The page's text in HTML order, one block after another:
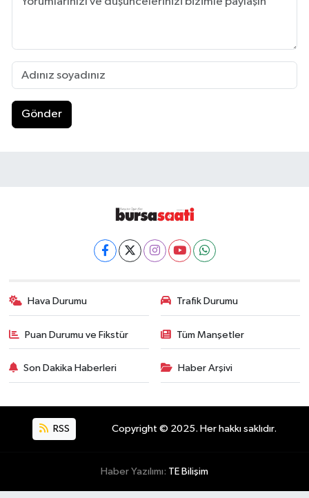
Gönder
Hava Durumu Trafik Durumu
Puan Durumu ve Fikstür Tüm Manşetler
Son Dakika Haberleri Haber Arşivi
RSS Copyright © 2025. Her hakkı saklıdır.
Haber Yazılımı: TE Bilişim